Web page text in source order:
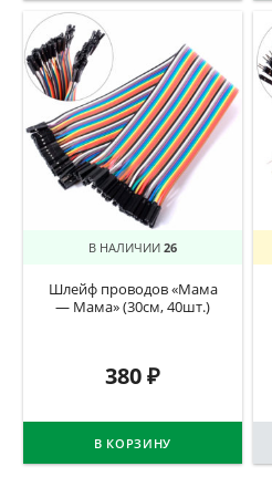
В НАЛИЧИИ 26
Шлейф проводов «Мама
— Мама» (30см, 40шт.)
380₽
В КОРЗИНУ